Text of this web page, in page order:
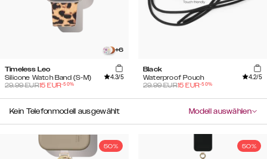
+6
Timeless Leo
Silicone Watch Band (S-M)
4.3/5
29.99EUR15 EUR-50%
Black
Waterproof Pouch
4.2/5
29.99EUR15 EUR-50%
Kein Telefonmodell ausgewählt Modell auswählen
50% 50%